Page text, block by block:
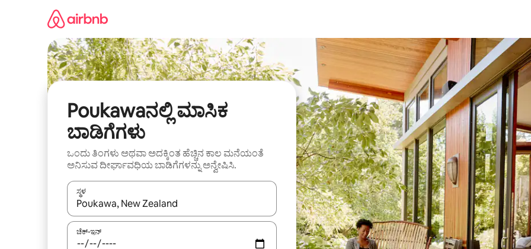
Poukawaನಲ್ಲಿ ಮಾಸಿಕ
ಬಾಡಿಗೆಗಳು
ಒಂದು ತಿಂಗಳು ಅಥವಾ ಅದಕ್ಕಿಂತ ಹೆಚ್ಚಿನ ಕಾಲ ಮನೆಯಂತೆ
ಅನಿಸುವ ದೀರ್ಘಾವಧಿಯ ಬಾಡಿಗೆಗಳನ್ನು ಅನ್ವೇಷಿಸಿ.
ಸ್ಥಳ
ಫಲಿತಾಂಶಗಳು ಲಭ್ಯವಿರುವಾಗ, ಅಪ್ ಮತ್ತು ಡೌನ್ ಬಾಣದ ಕೀಲಿಗಳೊಂದಿಗೆ ನ್ಯಾವಿಗೇಟ್ ಮಾಡಿ ಅಥವಾ ಸ್ಪರ್ಶ ಅಥವಾ ಸ್ವೈಪ್ ಗೆಸ್ಚರ್‌ಗಳ ಮೂಲಕ ಅನ್ವೇಷಿಸಿ.
ಚೆಕ್-ಇನ್